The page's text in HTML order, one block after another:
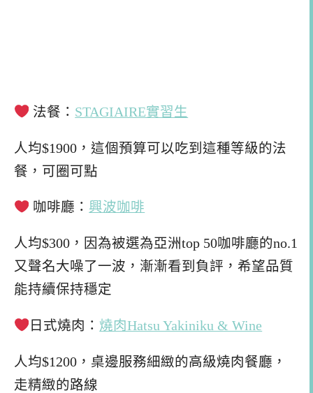
法餐： STAGIAIRE實習生
人均$1900，這個預算可以吃到這種等級的法
餐，可圈可點
咖啡廳： 興波咖啡
人均$300，因為被選為亞洲top 50咖啡廳的no.1
又聲名大噪了一波，漸漸看到負評，希望品質
能持續保持穩定
日式燒肉： 燒肉Hatsu Yakiniku & Wine
人均$1200，桌邊服務細緻的高級燒肉餐廳，
走精緻的路線